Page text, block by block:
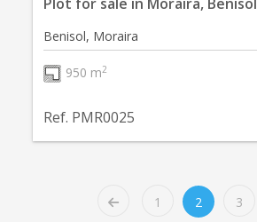
Benisol, Moraira
950 m2
Ref. PMR0025
1 2 3